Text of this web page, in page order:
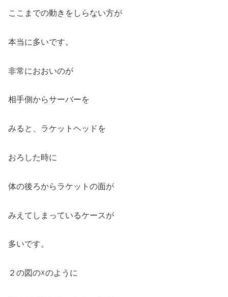
ここまでの動きをしらない方が
本当に多いです。
非常におおいのが
相手側からサーバーを
みると、ラケットヘッドを
おろした時に
体の後ろからラケットの面が
みえてしまっているケースが
多いです。
２の図の☓のように